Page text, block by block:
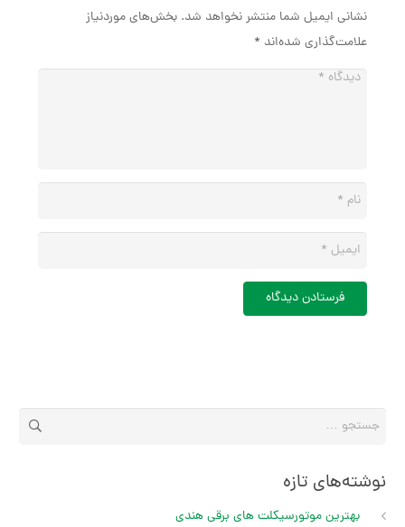
نشانی ایمیل شما منتشر نخواهد شد. بخش‌های موردنیاز
علامت‌گذاری شده‌اند *
فرستادن دیدگاه
جستجو
نوشته‌های تازه
بهترین موتورسیکلت های برقی هندی